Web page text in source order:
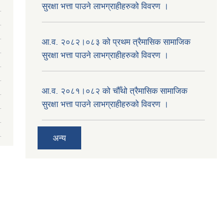
सुरक्षा भत्ता पाउने लाभग्राहीहरुको विवरण ।
आ.व. २०८२।०८३ को प्रथम त्रैमासिक सामाजिक
सुरक्षा भत्ता पाउने लाभग्राहीहरुको विवरण ।
आ.व. २०८१।०८२ को चौँथो त्रैमासिक सामाजिक
सुरक्षा भत्ता पाउने लाभग्राहीहरुको विवरण ।
अन्य